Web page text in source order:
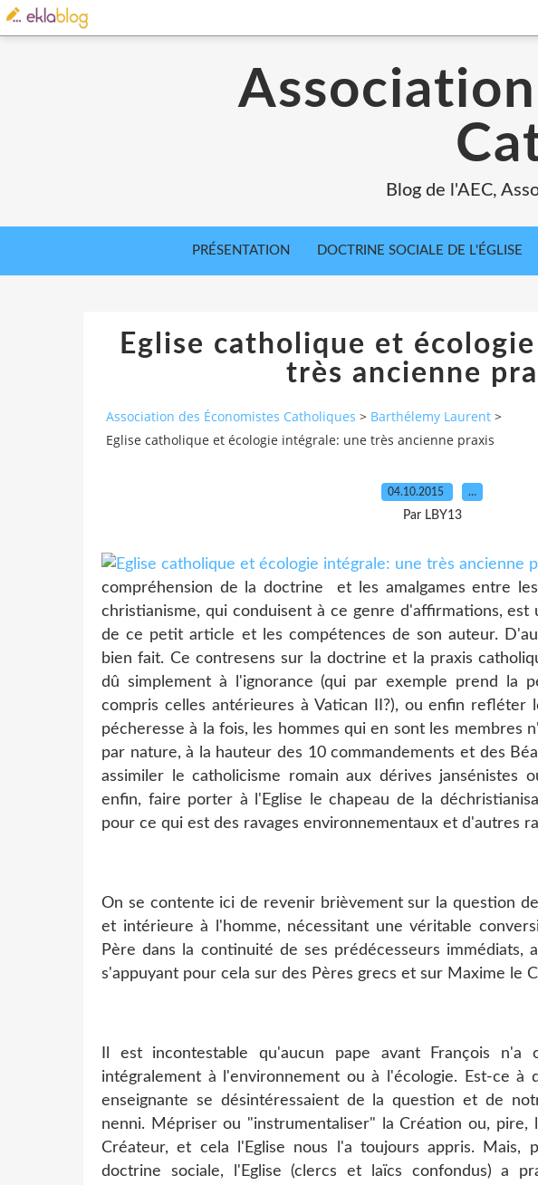
Blog de l'AEC,
PRÉSENTATION DOCTRINE SOCIALE DE L'ÉGLISE
Eglise catholique et
très ancienne
Association des Économistes Catholiques > Barthélemy Laurent >
Eglise catholique et écologie intégrale: une très ancienne praxis
04.10.2015 …
Par LBY13
compréhension de la doctrine et les amalgames entre
christianisme, qui conduisent à ce genre d'affirmations, est
de ce petit article et les compétences de son auteur.
bien fait. Ce contresens sur la doctrine et la praxis
dû simplement à l'ignorance (qui par exemple prend la
compris celles antérieures à Vatican II?), ou enfin refléter
pécheresse à la fois, les hommes qui en sont les membres
par nature, à la hauteur des 10 commandements et des
assimiler le catholicisme romain aux dérives jansénistes
enfin, faire porter à l'Eglise le chapeau de la
pour ce qui est des ravages environnementaux et d'autres
On se contente ici de revenir brièvement sur la question
et intérieure à l'homme, nécessitant une véritable
Père dans la continuité de ses prédécesseurs immédiats,
s'appuyant pour cela sur des Pères grecs et sur Maxime le
Il est incontestable qu'aucun pape avant François n'a
intégralement à l'environnement ou à l'écologie. Est-ce à
enseignante se désintéressaient de la question et de
nenni. Mépriser ou "instrumentaliser" la Création ou, pire,
Créateur, et cela l'Eglise nous l'a toujours appris. Mais,
doctrine sociale, l'Eglise (clercs et laïcs confondus) a